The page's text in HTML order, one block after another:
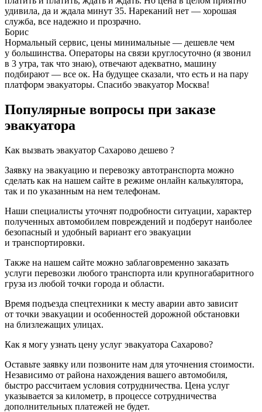
удивила, да и ждала минут 35. Нареканий нет — хорошая
служба, все надежно и прозрачно.
Борис
Нормальный сервис, цены минимальные — дешевле чем
у большинства. Операторы на связи круглосуточно (я звонил
в 3 утра, так что знаю), отвечают адекватно, машину
подбирают — все ок. На будущее сказали, что есть и на пару
платформ эвакуаторы. Спасибо эвакуатор Москва!
Популярные вопросы при заказе
эвакуатора
Как вызвать эвакуатор Сахарово дешево ?
Заявку на эвакуацию и перевозку автотранспорта можно
сделать как на нашем сайте в режиме онлайн калькулятора,
так и по указанным на нем телефонам.
Наши специалисты уточнят подробности ситуации, характер
полученных автомобилем повреждений и подберут наиболее
безопасный и удобный вариант его эвакуации
и транспортировки.
Также на нашем сайте можно заблаговременно заказать
услуги перевозки любого транспорта или крупногабаритного
груза из любой точки города и области.
Время подъезда спецтехники к месту аварии авто зависит
от точки эвакуации и особенностей дорожной обстановки
на близлежащих улицах.
Как я могу узнать цену услуг эвакуатора Сахарово?
Оставьте заявку или позвоните нам для уточнения стоимости.
Независимо от района нахождения вашего автомобиля,
быстро рассчитаем условия сотрудничества. Цена услуг
указывается за километр, в процессе сотрудничества
дополнительных платежей не будет.